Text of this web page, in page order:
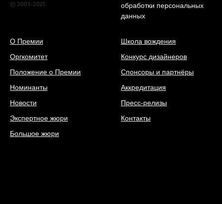
© 2005-2025
обработки персональных
данных
О Премии
Оргкомитет
Положение о Премии
Номинанты
Новости
Экспертное жюри
Большое жюри
Школа вождения
Конкурс дизайнеров
Спонсоры и партнёры
Аккредитация
Пресс-релизы
Контакты